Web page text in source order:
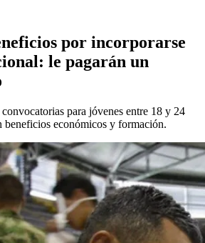
por incorporarse
le pagarán un
para jóvenes entre 18 y 24
beneficios económicos y formación.